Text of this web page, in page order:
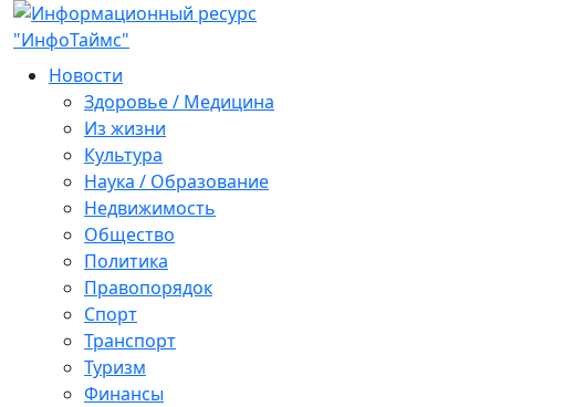
Новости
Здоровье / Медицина
Из жизни
Культура
Наука / Образование
Недвижимость
Общество
Политика
Правопорядок
Спорт
Транспорт
Туризм
Финансы